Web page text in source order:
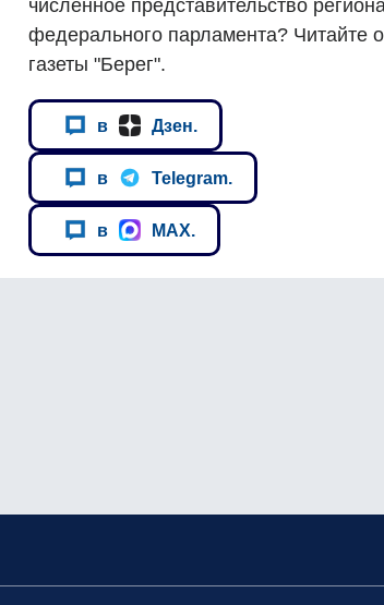
численное представительство
федерального парламента?
газеты "Берег".
в Дзен.
в Telegram.
в MAX.